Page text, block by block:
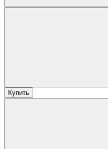
Купить